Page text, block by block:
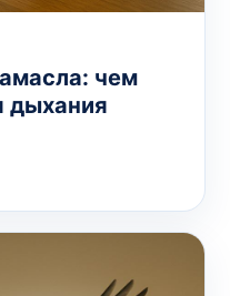
чем
дыхания